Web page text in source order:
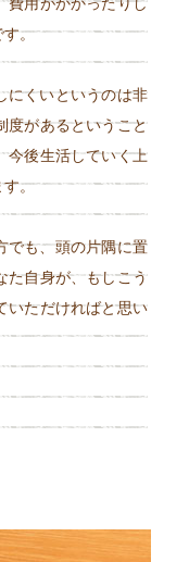
費用がかかったりし
す。
にくいというのは非
度があるということ
今後生活していく上
す。
でも、頭の片隅に置
た自身が、もしこう
いただければと思い